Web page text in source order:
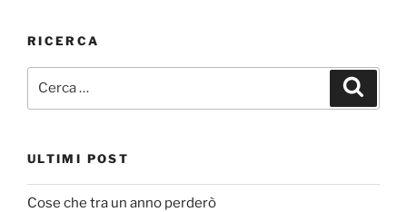
RICERCA
ULTIMI POST
Cose che tra un anno perderò